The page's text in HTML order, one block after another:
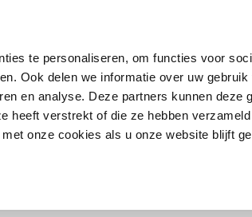
te personaliseren, om functies voor
Ook delen we informatie over uw
en analyse. Deze partners kunnen deze
heeft verstrekt of die ze hebben
onze cookies als u onze website blijft
for the
initaction or later. Please seeDebugging
on line6121
is sinds versie 4.3.0 verouderd
6121